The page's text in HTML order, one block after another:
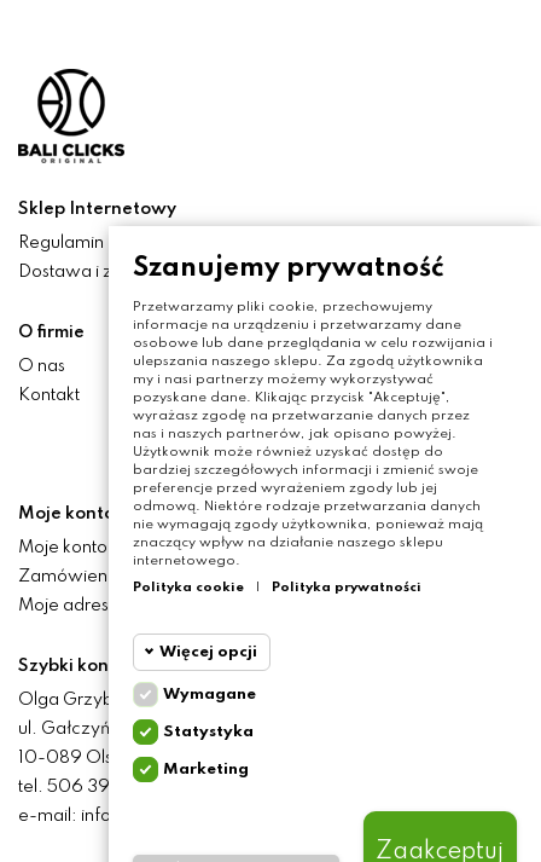
Sklep Internetowy
Regulamin
Dostawa i zwroty
O firmie
O nas
Kontakt
Moje konto
Moje konto
Zamówienia
Moje adresy
Szybki kontakt
Olga Grzyb STILO
ul. Gałczyńskiego 24
10-089 Olsztyn
tel. 506 393 457
e-mail: info@baliclicksoriginal.pl
Szanujemy prywatność
Przetwarzamy pliki cookie, przechowujemy
informacje na urządzeniu i przetwarzamy dane
osobowe lub dane przeglądania w celu rozwijania i
ulepszania naszego sklepu. Za zgodą użytkownika
my i nasi partnerzy możemy wykorzystywać
pozyskane dane. Klikając przycisk "Akceptuję",
wyrażasz zgodę na przetwarzanie danych przez
nas i naszych partnerów, jak opisano powyżej.
Użytkownik może również uzyskać dostęp do
bardziej szczegółowych informacji i zmienić swoje
preferencje przed wyrażeniem zgody lub jej
odmową. Niektóre rodzaje przetwarzania danych
nie wymagają zgody użytkownika, ponieważ mają
znaczący wpływ na działanie naszego sklepu
internetowego.
Polityka cookie
Polityka prywatności
Więcej opcji
Wymagane
cookie wymagane do
przeglądania witryny i
Cookie
Wymagane
Statystyka
Marketing
Zaakceptuj